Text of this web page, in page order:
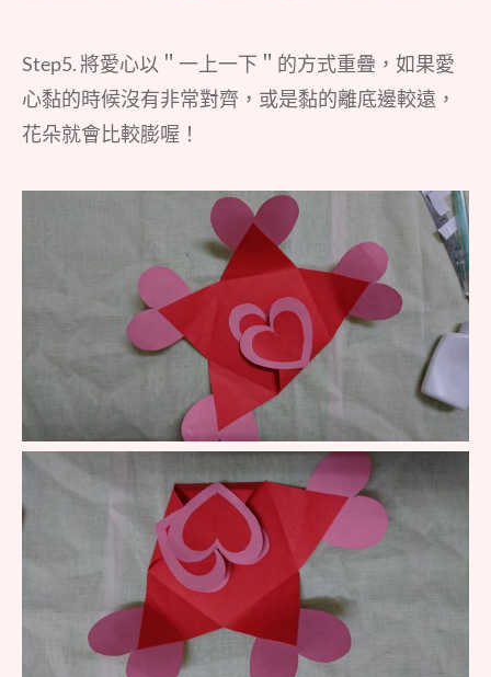
Step5. 將愛心以＂一上一下＂的方式重疊，如果愛
心黏的時候沒有非常對齊，或是黏的離底邊較遠，
花朵就會比較膨喔！